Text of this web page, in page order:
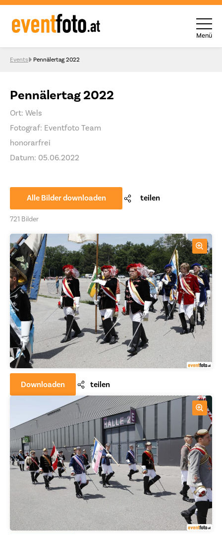
Skip to content
Menü
Events Pennälertag 2022
Pennälertag 2022
Ort: Wels
Fotograf: Eventfoto Team
honorarfrei
Datum: 05.06.2022
Alle Bilder downloaden teilen
721 Bilder
Downloaden teilen